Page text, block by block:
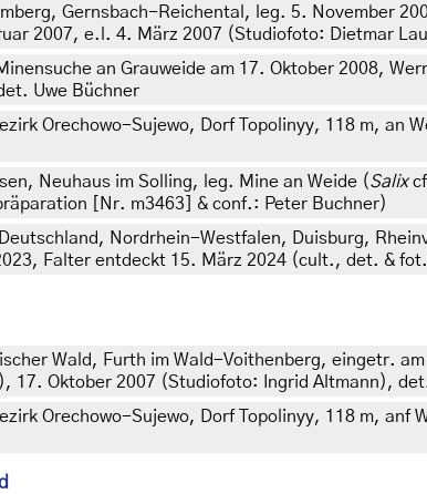
Gernsbach-Reichental, leg. 5. November
2007, e.l. 4. März 2007 (Studiofoto: Dietmar
an Grauweide am 17. Oktober 2008,
Uwe Büchner
Orechowo-Sujewo, Dorf Topolinyy, 118 m, an
Neuhaus im Solling, leg. Mine an Weide (Salix
[Nr. m3463] & conf.: Peter Buchner)
Nordrhein-Westfalen, Duisburg,
Falter entdeckt 15. März 2024 (cult., det. &
Wald, Furth im Wald-Voithenberg, eingetr.
17. Oktober 2007 (Studiofoto: Ingrid Altmann),
Orechowo-Sujewo, Dorf Topolinyy, 118 m, anf